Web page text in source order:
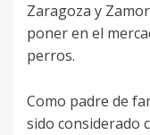
Zaragoza y
poner en el
perros.
Como padre de
sido considerado